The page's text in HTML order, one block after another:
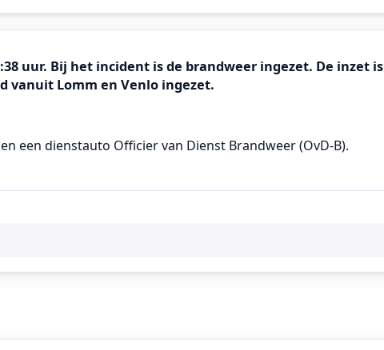
uur. Bij het incident is de brandweer ingezet. De inzet is
vanuit Lomm en Venlo ingezet.
een dienstauto Officier van Dienst Brandweer (OvD-B).